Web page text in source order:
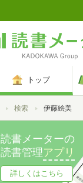
トップ
トップ検索 伊藤絵美
読書メーターの
読書管理アプリ
詳しくはこちら